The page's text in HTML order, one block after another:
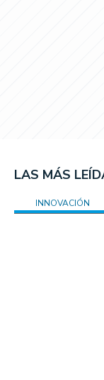
LAS MÁS
INNOVACIÓN